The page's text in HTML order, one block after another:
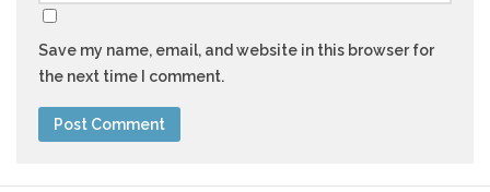
Save my name, email, and website in this browser for
the next time I comment.